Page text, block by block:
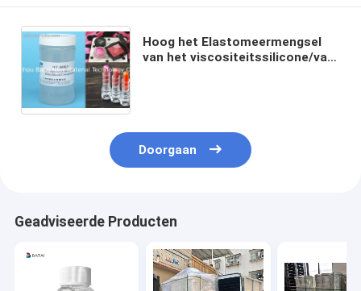
Hoog het Elastomeermengsel
van het viscositeitssilicone/van
Doorgaan
Geadviseerde Producten